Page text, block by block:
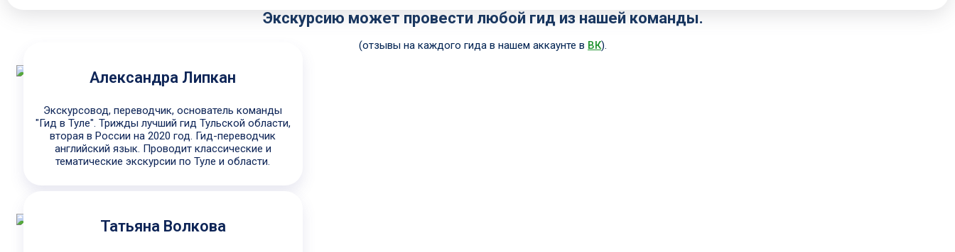
Экскурсию может провести любой гид из нашей команды.
(отзывы на каждого гида в нашем аккаунте в ВК).
Александра Липкан
Экскурсовод, переводчик, основатель команды
"Гид в Туле". Трижды лучший гид Тульской области,
вторая в России на 2020 год. Гид-переводчик
английский язык. Проводит классические и
тематические экскурсии по Туле и области.
Татьяна Волкова